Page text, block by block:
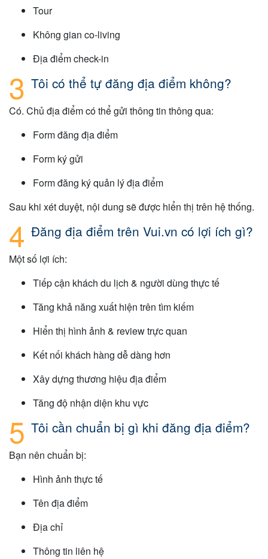
Tour
Không gian co-living
Địa điểm check-in
Tôi có thể tự đăng địa điểm không?
Có. Chủ địa điểm có thể gửi thông tin thông qua:
Form đăng địa điểm
Form ký gửi
Form đăng ký quản lý địa điểm
Sau khi xét duyệt, nội dung sẽ được hiển thị trên hệ thống.
Đăng địa điểm trên Vui.vn có lợi ích gì?
Một số lợi ích:
Tiếp cận khách du lịch & người dùng thực tế
Tăng khả năng xuất hiện trên tìm kiếm
Hiển thị hình ảnh & review trực quan
Kết nối khách hàng dễ dàng hơn
Xây dựng thương hiệu địa điểm
Tăng độ nhận diện khu vực
Tôi cần chuẩn bị gì khi đăng địa điểm?
Bạn nên chuẩn bị:
Hình ảnh thực tế
Tên địa điểm
Địa chỉ
Thông tin liên hệ